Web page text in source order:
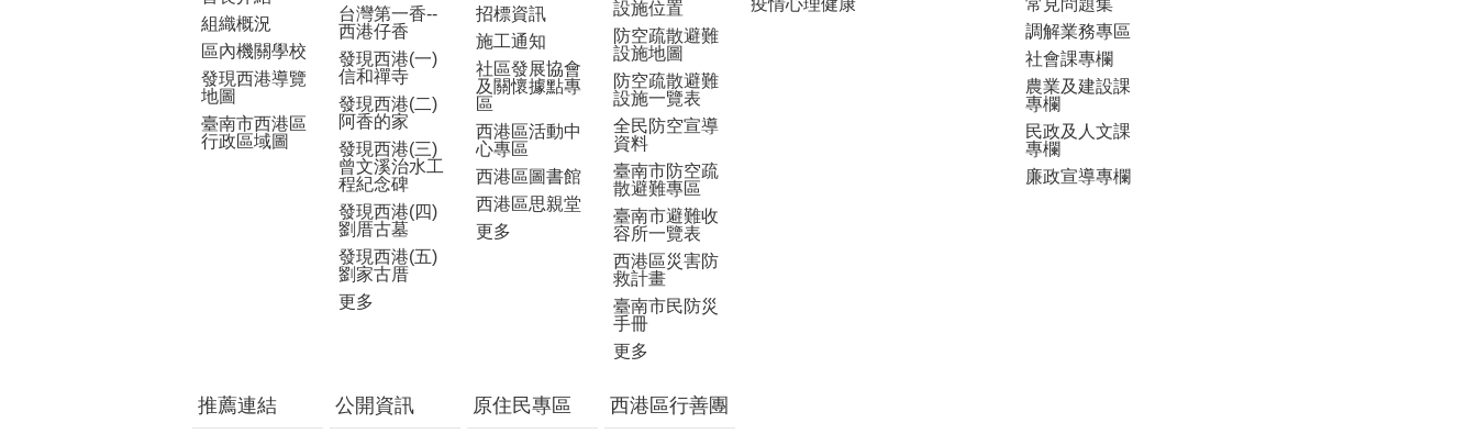
組織概況
區內機關學校
發現西港導覽
地圖
臺南市西港區
行政區域圖
台灣第一香--
西港仔香
發現西港(一)
信和禪寺
發現西港(二)
阿香的家
發現西港(三)
曾文溪治水工
程紀念碑
發現西港(四)
劉厝古墓
發現西港(五)
劉家古厝
更多
招標資訊
施工通知
社區發展協會
及關懷據點專
區
西港區活動中
心專區
西港區圖書館
西港區思親堂
更多
設施位置
防空疏散避難
設施地圖
防空疏散避難
設施一覽表
全民防空宣導
資料
臺南市防空疏
散避難專區
臺南市避難收
容所一覽表
西港區災害防
救計畫
臺南市民防災
手冊
更多
疫情心理健康
常見問題集
調解業務專區
社會課專欄
農業及建設課
專欄
民政及人文課
專欄
廉政宣導專欄
推薦連結 公開資訊 原住民專區 西港區行善團